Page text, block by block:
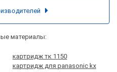
материалы:
картридж тк 1150
картридж для panasonic kx